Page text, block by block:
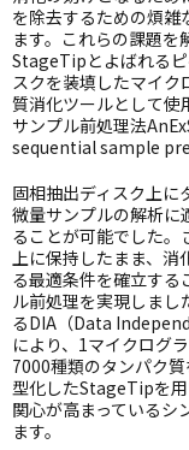
を除去するための煩雑
ます。これらの課題を
StageTipとよばれる
スクを装填したマイク
質消化ツールとして使
サンプル前処理法
sequential sample
固相抽出ディスク上に
微量サンプルの解析に
ることが可能でした。
上に保持したまま、消
る最適条件を確立する
ル前処理を実現しまし
るDIA（Data
により、1マイクログ
7000種類のタンパク
型化したStageTipを
関心が高まっているシ
ます。